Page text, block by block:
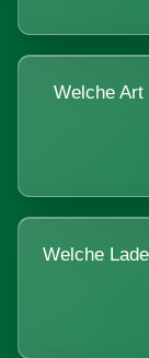
Welche Art
Welche